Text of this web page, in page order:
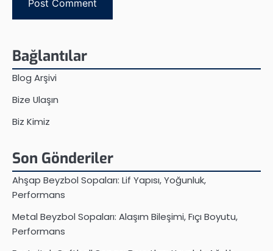
Bağlantılar
Blog Arşivi
Bize Ulaşın
Biz Kimiz
Son Gönderiler
Ahşap Beyzbol Sopaları: Lif Yapısı, Yoğunluk,
Performans
Metal Beyzbol Sopaları: Alaşım Bileşimi, Fıçı Boyutu,
Performans